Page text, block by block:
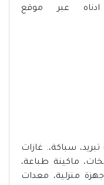
ادناه عبر موقع
سباكة،. غازات
ماكينة طباعة،
منزلية، معدات